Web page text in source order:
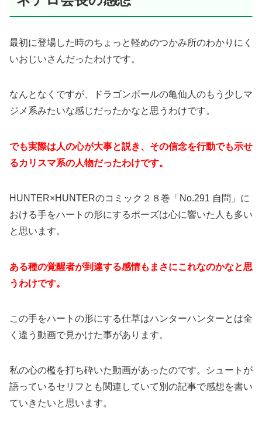
最初に登場した時のちょっと軽めのつかみ所のわかりにく
いおじいさんだったわけです。
なんとなくですが、ドラゴンボールの亀仙人のもう少しマ
ジメ系みたいな感じだったかなと思うわけです。
でも実際は人の心が大事と説き、その信念を行動でも示せ
るカリスマ系の人物だったわけです。
HUNTER×HUNTERのコミック２８巻「No.291 自問」に
おける手をハートの形にするポーズは心に響いた人も多い
と思います。
ある種の覚醒者が到達する感情もまさにこれなのかなと思
うわけです。
この手をハートの形にする仕草はハンターハンターとは全
く違う動画で見かけた事があります。
私の心の檻を打ち砕いた動画があったのです。シュートが
語っているセリフとも関連していて別の記事で感想を書い
ていきたいと思います。